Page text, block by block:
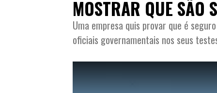
MOSTRAR QUE SÃO
Uma empresa quis provar que é
oficiais governamentais nos seus